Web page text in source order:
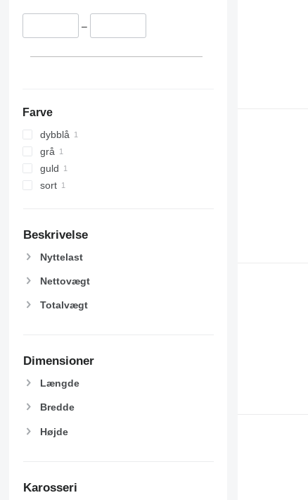
–
Farve
dybblå
grå
guld
sort
Beskrivelse
Nyttelast
Nettovægt
Totalvægt
Dimensioner
Længde
Bredde
Højde
Karosseri